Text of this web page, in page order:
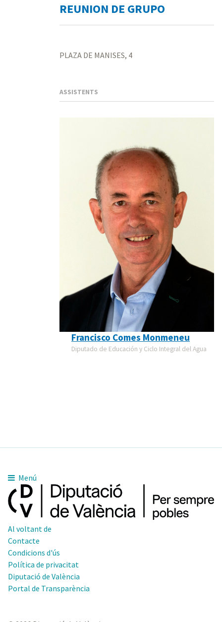
REUNION DE GRUPO
PLAZA DE MANISES, 4
ASSISTENTS
Francisco Comes Monmeneu
Diputado de Educación y Ciclo Integral del Agua
Menú
Al voltant de
Contacte
Condicions d'ús
Política de privacitat
Diputació de València
Portal de Transparència